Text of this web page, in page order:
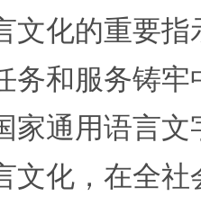
文化的重要
务和服务铸
家通用语言
文化，在全